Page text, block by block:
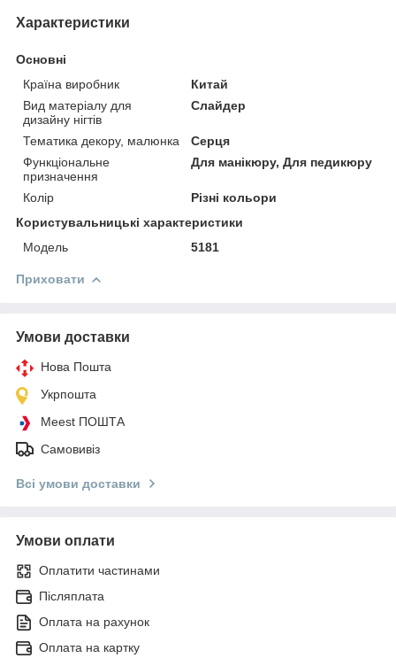
Характеристики
Основні
Країна виробник
Китай
Вид матеріалу для
дизайну нігтів
Слайдер
Тематика декору, малюнка
Серця
Функціональне
призначення
Для манікюру, Для педикюру
Колір
Різні кольори
Користувальницькі характеристики
Мoдель
5181
Приховати
Умови доставки
Нова Пошта
Укрпошта
Meest ПОШТА
Самовивіз
Всі умови доставки
Умови оплати
Оплатити частинами
Післяплата
Оплата на рахунок
Оплата на картку